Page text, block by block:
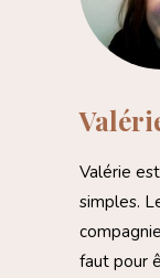
Valérie
simples.
faut pour